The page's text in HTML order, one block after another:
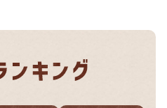
アナ「なんでやねん！？」
立 何にする？～